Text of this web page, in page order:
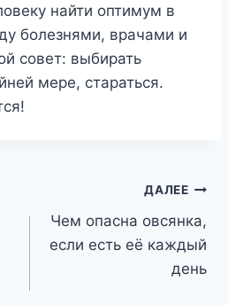
найти оптимум в
болезнями, врачами и
совет: выбирать
мере, стараться.
ДАЛЕЕ
Чем опасна овсянка,
если есть её каждый
день